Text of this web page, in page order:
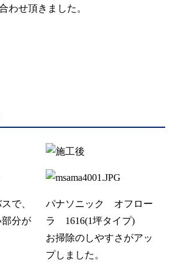
わせ頂きました。
で、
分が
パナソニック オフロー
ラ 1616(1坪タイプ)
お掃除のしやすさがアッ
プしました。